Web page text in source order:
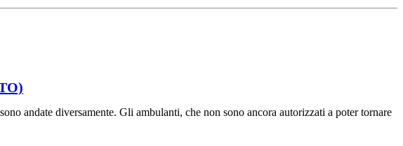
andate diversamente. Gli ambulanti, che non sono ancora autorizzati a poter tornare